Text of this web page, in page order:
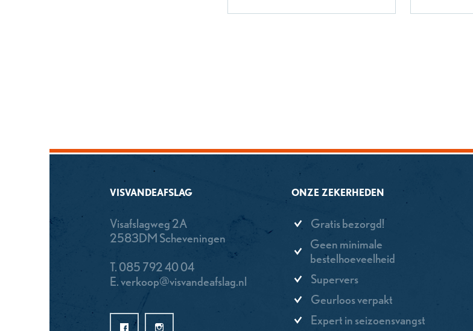
VISVANDEAFSLAG
Visafslagweg 2A
2583DM Scheveningen
T. 085 792 40 04
E.verkoop@visvandeafslag.nl
ONZE ZEKERHEDEN
Gratis bezorgd!
Geen minimale
bestelhoeveelheid
Supervers
Geurloos verpakt
Expert in seizoensvangst